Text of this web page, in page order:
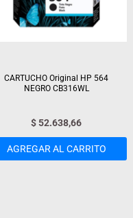
CARTUCHO Original HP 564
NEGRO CB316WL
$52.638,66
AGREGAR AL CARRITO